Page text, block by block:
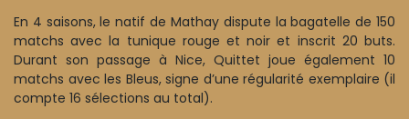
En 4 saisons, le natif de Mathay dispute la bagatelle de 150
matchs avec la tunique rouge et noir et inscrit 20 buts.
Durant son passage à Nice, Quittet joue également 10
matchs avec les Bleus, signe d’une régularité exemplaire (il
compte 16 sélections au total).